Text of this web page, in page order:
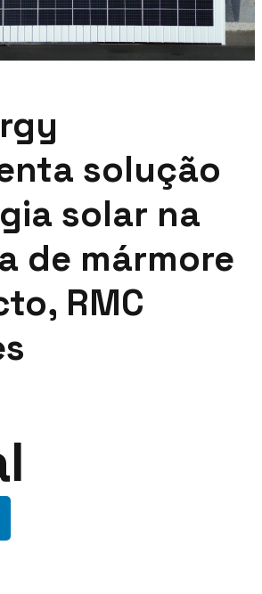
solução
solar na
de mármore
RMC